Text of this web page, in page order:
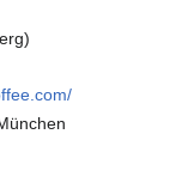
München